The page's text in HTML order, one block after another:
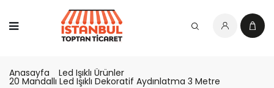
Anasayfa Led Işıklı Ürünler
20 Mandallı Led Işıklı Dekoratif Aydınlatma 3 Metre